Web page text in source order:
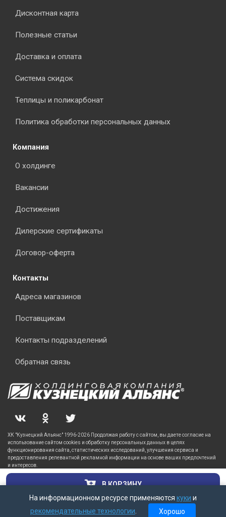
В КОРЗИНУ
На информационном ресурсе применяются куки и
рекомендательные технологии. Хорошо
Дисконтная карта
Полезные статьи
Доставка и оплата
Система скидок
Теплицы и поликарбонат
Политика обработки персональных данных
Компания
О холдинге
Вакансии
Достижения
Дилерские сертификаты
Договор-оферта
Контакты
Адреса магазинов
Поставщикам
Контакты подразделений
Обратная связь
ХК "Кузнецкий Альянс" 1996-2026 Продолжая работу с сайтом, вы даете согласие на
использование сайтом cookies и обработку персональных данных в целях
функционирования сайта, статистических исследований, улучшения сервиса и
предоставления релевантной рекламной информации на основе ваших предпочтений
и интересов.